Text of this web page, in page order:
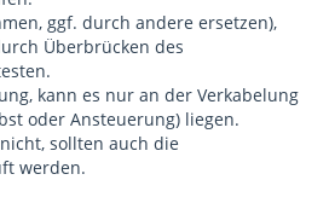
ggf. durch andere ersetzen),
Überbrücken des
kann es nur an der Verkabelung
oder Ansteuerung) liegen.
sollten auch die
werden.